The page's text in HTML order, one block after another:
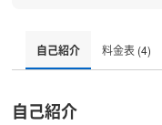
自己紹介 料金表 (4)
自己紹介